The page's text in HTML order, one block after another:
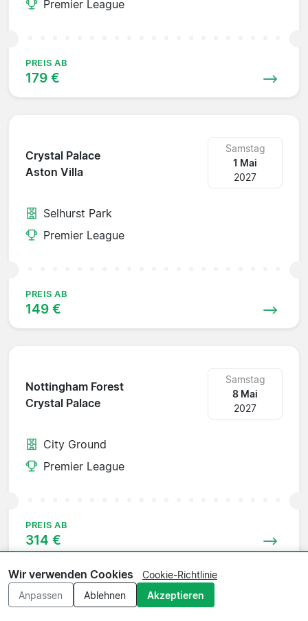
Premier League
PREIS AB
179 €
Crystal Palace
Aston Villa
Samstag
1 Mai
2027
Selhurst Park
Premier League
PREIS AB
149 €
Nottingham Forest
Crystal Palace
Samstag
8 Mai
2027
City Ground
Premier League
PREIS AB
314 €
Wir verwenden Cookies
Cookie-Richtlinie
Anpassen
Ablehnen Akzeptieren